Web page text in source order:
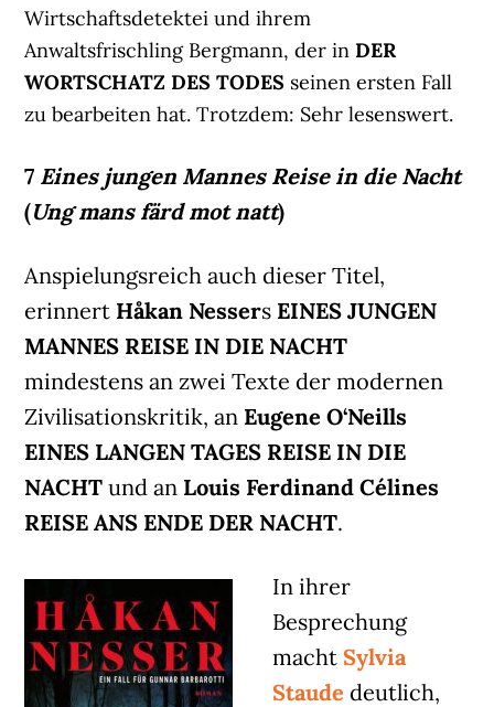
Wirtschaftsdetektei und ihrem
Anwaltsfrischling Bergmann, der inDER
WORTSCHATZ DES TODES seinen ersten Fall
zu bearbeiten hat. Trotzdem: Sehr lesenswert.
7 Eines jungen Mannes Reise in die Nacht
(Ung mans färd mot natt)
Anspielungsreich auch dieser Titel,
erinnert Håkan Nessers EINES JUNGEN
MANNES REISE IN DIE NACHT
mindestens an zwei Texte der modernen
Zivilisationskritik, an Eugene O‘Neills
EINES LANGEN TAGES REISE IN DIE
NACHT und an Louis Ferdinand Célines
REISE ANS ENDE DER NACHT.
In ihrer
Besprechung
macht Sylvia
Staude deutlich,